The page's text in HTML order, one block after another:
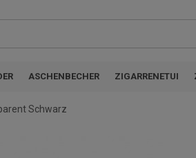
ASCHENBECHER ZIGARRENETUI
Schwarz